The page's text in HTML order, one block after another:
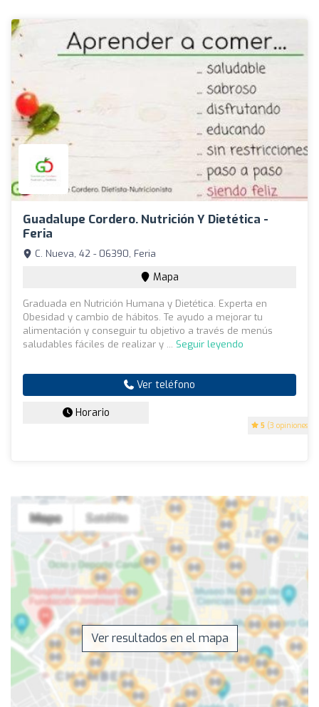
Guadalupe Cordero. Nutrición Y Dietética -
Feria
5 (3 opiniones)
C. Nueva, 42 - 06390, Feria
Mapa
Graduada en Nutrición Humana y Dietética. Experta en
Obesidad y cambio de hábitos. Te ayudo a mejorar tu
alimentación y conseguir tu objetivo a través de menús
saludables fáciles de realizar y ... Seguir leyendo
Ver teléfono
Horario
Ver resultados en el mapa